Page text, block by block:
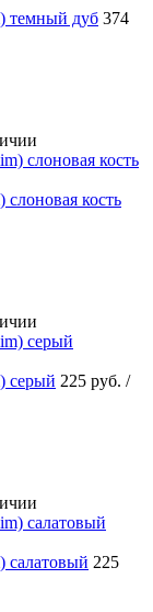
темный дуб 374
кость
серый 225 руб. /
салатовый 225